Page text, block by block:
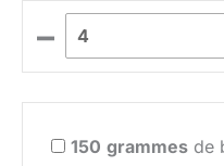
–
150 grammes de